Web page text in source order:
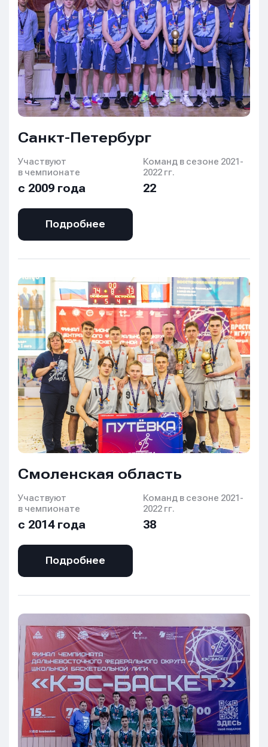
Санкт-Петербург
Участвуют
в чемпионате
с 2009 года
Команд в сезоне 2021-
2022 гг.
22
Подробнее
Смоленская область
Участвуют
в чемпионате
с 2014 года
Команд в сезоне 2021-
2022 гг.
38
Подробнее